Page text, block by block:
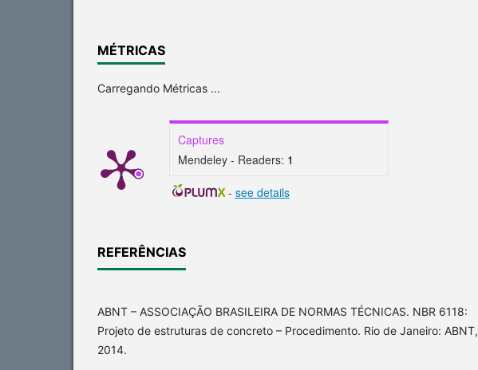
MÉTRICAS
Carregando Métricas ...
Captures
Mendeley - Readers: 1
- see details
REFERÊNCIAS
ABNT – ASSOCIAÇÃO BRASILEIRA DE NORMAS TÉCNICAS. NBR 6118:
Projeto de estruturas de concreto – Procedimento. Rio de Janeiro: ABNT,
2014.